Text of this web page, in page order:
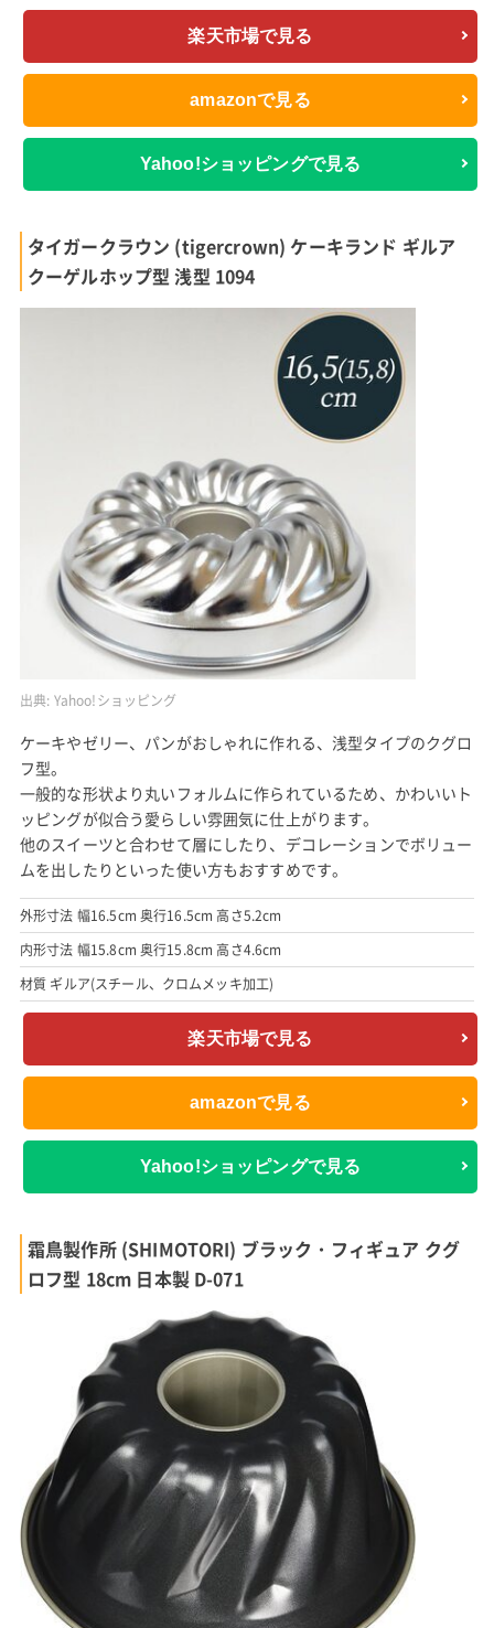
楽天市場で見る
amazonで見る
Yahoo!ショッピングで見る
タイガークラウン (tigercrown) ケーキランド ギルア
クーゲルホップ型 浅型 1094
出典: Yahoo!ショッピング
ケーキやゼリー、パンがおしゃれに作れる、浅型タイプのクグロ
フ型。
一般的な形状より丸いフォルムに作られているため、かわいいト
ッピングが似合う愛らしい雰囲気に仕上がります。
他のスイーツと合わせて層にしたり、デコレーションでボリュー
ムを出したりといった使い方もおすすめです。
外形寸法 幅16.5cm 奥行16.5cm 高さ5.2cm
内形寸法 幅15.8cm 奥行15.8cm 高さ4.6cm
材質 ギルア(スチール、クロムメッキ加工)
楽天市場で見る
amazonで見る
Yahoo!ショッピングで見る
霜鳥製作所 (SHIMOTORI) ブラック・フィギュア クグ
ロフ型 18cm 日本製 D-071